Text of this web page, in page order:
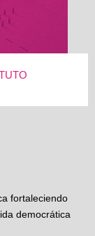
fortaleciendo
democrática